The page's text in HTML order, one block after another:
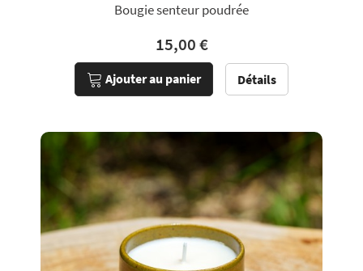
Bougie senteur poudrée
15,00 €
Ajouter au panier Détails